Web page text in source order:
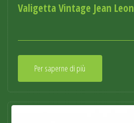
Valigetta Vintage Jean Leon
Per saperne di più